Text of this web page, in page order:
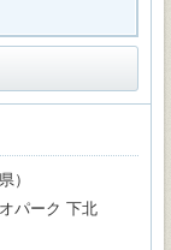
）
パーク 下北